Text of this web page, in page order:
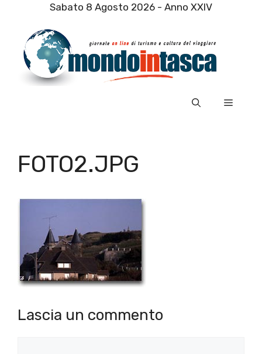
contenuto
Sabato 8 Agosto 2026 - Anno XXIV
Menu
FOTO2.JPG
Lascia un commento